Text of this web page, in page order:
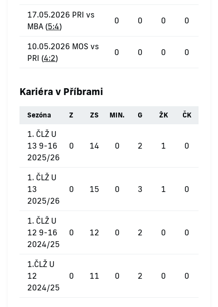
17.05.2026 PRI vs
MBA (5:4)
0 0 0 0
10.05.2026 MOS vs
PRI (4:2)
0 0 0 0
Kariéra v Příbrami
Sezóna Z ZS MIN. G ŽK ČK
1. ČLŽ U
13 9-16
2025/26
0 14 0 2 1 0
1. ČLŽ U
13
2025/26
0 15 0 3 1 0
1. ČLŽ U
12 9-16
2024/25
0 12 0 2 0 0
1.ČLŽ U
12
2024/25
0 11 0 2 0 0